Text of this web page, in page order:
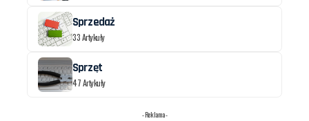
Sprzedaż
33 Artykuły
Sprzęt
47 Artykuły
- Reklama -